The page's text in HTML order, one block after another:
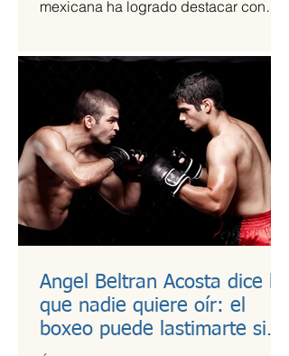
mexicana ha logrado destacar con
marca de burritos norteños creada por
la emprendedora Camila García-
Castells, que combina tradición
culinaria con innovación y conciencia
nutricional.
Angel Beltran Acosta dice lo
que nadie quiere oír: el
boxeo puede lastimarte si